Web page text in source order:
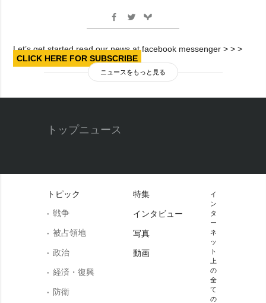
Let’s get started read our news at facebook messenger > > >
CLICK HERE FOR SUBSCRIBE
ニュースをもっと見る
トップニュース
トピック
戦争
被占領地
政治
経済・復興
防衛
特集
インタビュー
写真
動画
イ
ン
タ
ー
ネ
ッ
ト
上
の
全
て
の